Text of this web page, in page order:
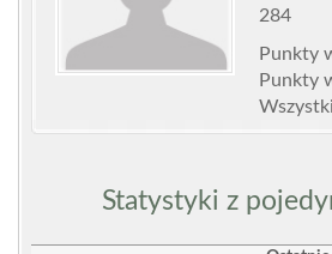
284
Punkty
Punkty
Statystyki z